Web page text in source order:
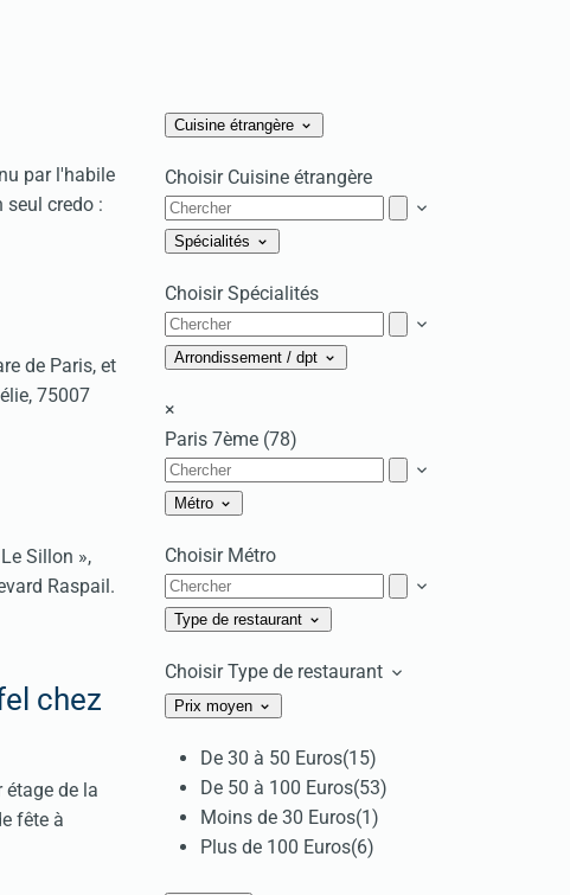
par l'habile
seul credo :
de Paris, et
75007
Sillon »,
Raspail.
chez
étage de la
fête à
Cuisine étrangère
Choisir Cuisine étrangère
Spécialités
Choisir Spécialités
Arrondissement / dpt
×
Paris 7ème (78)
Métro
Choisir Métro
Type de restaurant
Choisir Type de restaurant
Prix moyen
De 30 à 50 Euros(15)
De 50 à 100 Euros(53)
Moins de 30 Euros(1)
Plus de 100 Euros(6)